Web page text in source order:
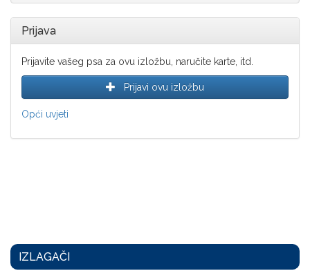
Prijava
Prijavite vašeg psa za ovu izložbu, naručite karte, itd.
Prijavi ovu izložbu
Opći uvjeti
IZLAGAČI